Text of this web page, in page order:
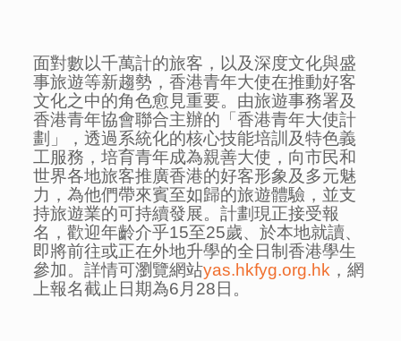
面對數以千萬計的旅客，以及深度文化與盛
事旅遊等新趨勢，香港青年大使在推動好客
文化之中的角色愈見重要。由旅遊事務署及
香港青年協會聯合主辦的「香港青年大使計
劃」，透過系統化的核心技能培訓及特色義
工服務，培育青年成為親善大使，向市民和
世界各地旅客推廣香港的好客形象及多元魅
力，為他們帶來賓至如歸的旅遊體驗，並支
持旅遊業的可持續發展。計劃現正接受報
名，歡迎年齡介乎15至25歲、於本地就讀、
即將前往或正在外地升學的全日制香港學生
參加。詳情可瀏覽網站yas.hkfyg.org.hk ，網
上報名截止日期為6月28日。